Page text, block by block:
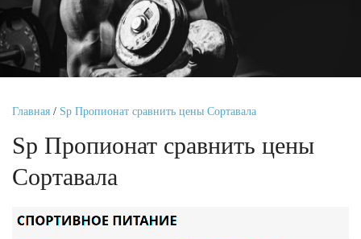
Главная / Sp Пропионат сравнить цены Сортавала
Sp Пропионат сравнить цены
Сортавала